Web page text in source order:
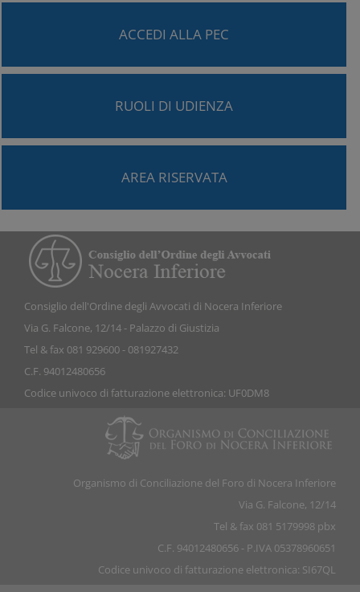
ACCEDI ALLA PEC
RUOLI DI UDIENZA
AREA RISERVATA
Consiglio dell'Ordine degli Avvocati di Nocera Inferiore
Via G. Falcone, 12/14 - Palazzo di Giustizia
Tel & fax 081 929600 - 081927432
C.F. 94012480656
Codice univoco di fatturazione elettronica: UF0DM8
Organismo di Conciliazione del Foro di Nocera Inferiore
Via G. Falcone, 12/14
Tel & fax 081 5179998 pbx
C.F. 94012480656 - P.IVA 05378960651
Codice univoco di fatturazione elettronica: SI67QL